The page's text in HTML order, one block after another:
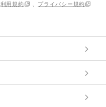
利用規約
プライバシー規約